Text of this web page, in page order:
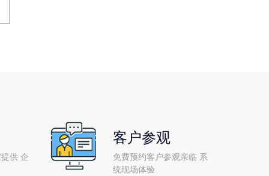
供 企
客户参观
免费预约客户参观亲临 系
统现场体验